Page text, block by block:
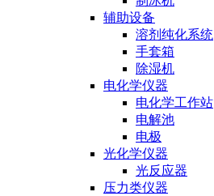
辅助设备
溶剂纯化系统
手套箱
除湿机
电化学仪器
电化学工作站
电解池
电极
光化学仪器
光反应器
压力类仪器